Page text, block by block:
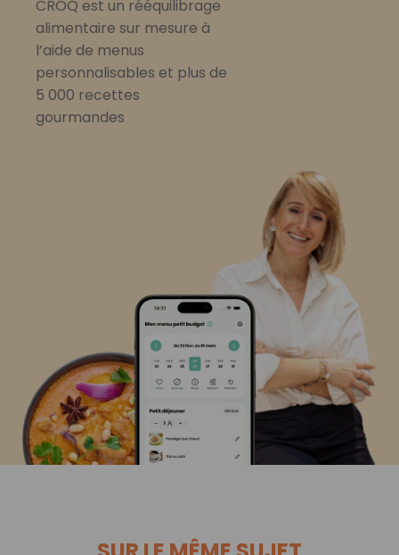
CROQ est un rééquilibrage
alimentaire sur mesure à
l’aide de menus
personnalisables et plus de
5 000 recettes
gourmandes